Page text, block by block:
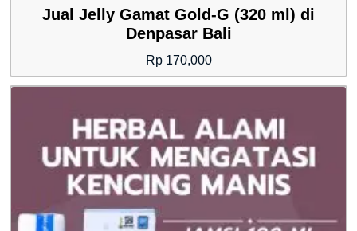
Jual Jelly Gamat Gold-G (320 ml) di
Denpasar Bali
Rp170,000